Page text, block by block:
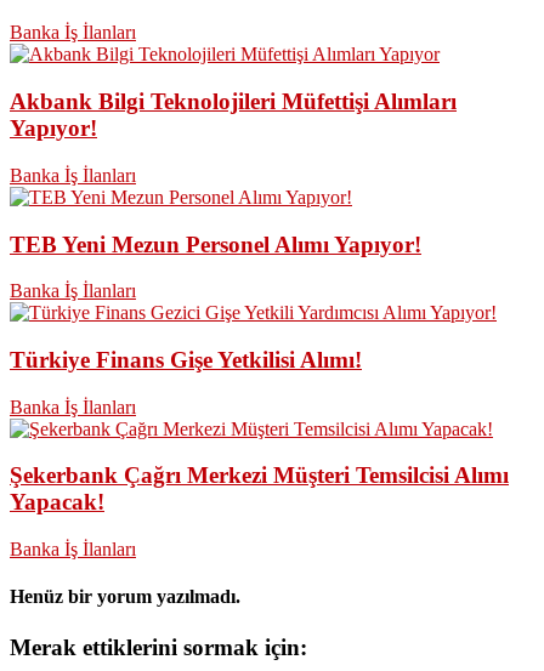
Banka İş İlanları
Akbank Bilgi Teknolojileri Müfettişi Alımları
Yapıyor!
Banka İş İlanları
TEB Yeni Mezun Personel Alımı Yapıyor!
Banka İş İlanları
Türkiye Finans Gişe Yetkilisi Alımı!
Banka İş İlanları
Şekerbank Çağrı Merkezi Müşteri Temsilcisi Alımı
Yapacak!
Banka İş İlanları
Henüz bir yorum yazılmadı.
Merak ettiklerini sormak için: